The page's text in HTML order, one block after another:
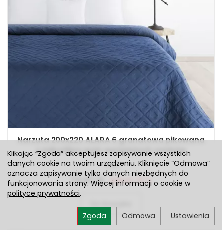
Narzuta 200x220 ALARA 6 granatowa pikowana
z mikrofibry wzór wyrazistych rombów
Jest
74,47 zł Rabat: 15 %
Klikając “Zgoda” akceptujesz zapisywanie wszystkich
danych cookie na twoim urządzeniu. Kliknięcie “Odmowa”
oznacza zapisywanie tylko danych niezbędnych do
funkcjonowania strony. Więcej informacji o cookie w
polityce prywatności.
Ustawienia
Odmowa
Zgoda